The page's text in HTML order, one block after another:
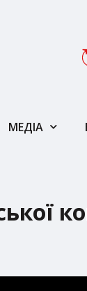
МЕДІА